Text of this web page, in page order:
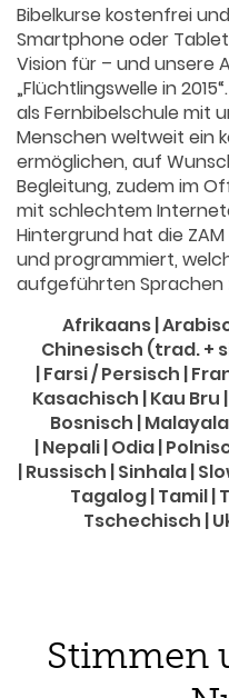
Bibelkurse kostenfrei
Smartphone oder
Vision für – und unsere
„Flüchtlingswelle in
als Fernbibelschule mit
Menschen weltweit ein
ermöglichen, auf
Begleitung, zudem im
mit schlechtem
Hintergrund hat die
und programmiert,
aufgeführten
Afrikaans |
Chinesisch (trad. +
| Farsi / Persisch |
Kasachisch | Kau
Bosnisch |
| Nepali | Odia |
| Russisch | Sinhala |
Tagalog | Tamil |
Tschechisch |
Stimmen